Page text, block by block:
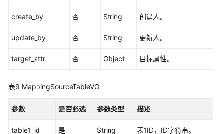
create_by 否 String 创建人。
update_by 否 String 更新人。
target_attr 否 Object 目标属性。
表9 MappingSourceTableVO
参数 是否必选 参数类型 描述
table1_id 是 String 表1ID，ID字符串。